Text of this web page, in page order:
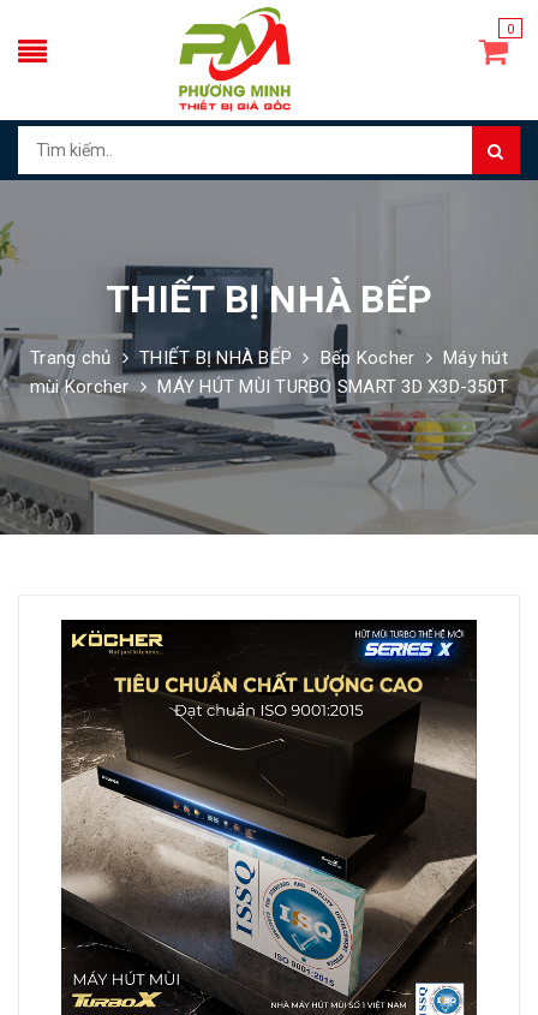
0
THIẾT BỊ NHÀ BẾP
Trang chủ THIẾT BỊ NHÀ BẾP Bếp Kocher
Máy hút
mùi Korcher
MÁY HÚT MÙI TURBO SMART 3D X3D-350T